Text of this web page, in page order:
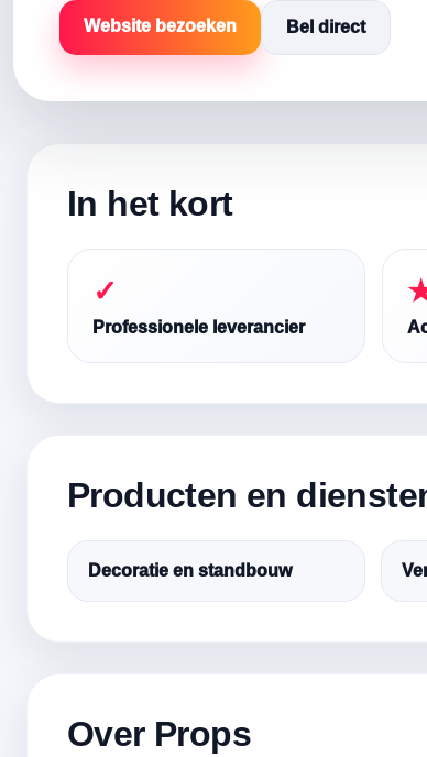
Website bezoeken Bel direct
In het kort
✓
Professionele leverancier
Producten en
Decoratie en standbouw
Over Props